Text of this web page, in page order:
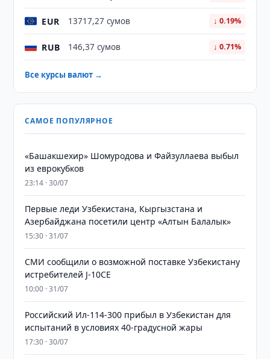
EUR 13717,27 сумов ↓ 0.19%
RUB 146,37 сумов ↓ 0.71%
Все курсы валют →
САМОЕ ПОПУЛЯРНОЕ
«Башакшехир» Шомуродова и Файзуллаева выбыл
из еврокубков
23:14 · 30/07
Первые леди Узбекистана, Кыргызстана и
Азербайджана посетили центр «Алтын Балалык»
15:30 · 31/07
СМИ сообщили о возможной поставке Узбекистану
истребителей J-10CE
10:00 · 31/07
Российский Ил-114-300 прибыл в Узбекистан для
испытаний в условиях 40-градусной жары
17:30 · 30/07